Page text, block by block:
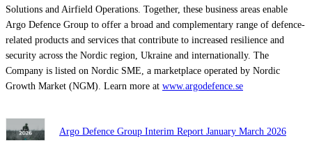
Solutions and Airfield Operations. Together, these business areas enable
Argo Defence Group to offer a broad and complementary range of defence-
related products and services that contribute to increased resilience and
security across the Nordic region, Ukraine and internationally. The
Company is listed on Nordic SME, a marketplace operated by Nordic
Growth Market (NGM). Learn more at www.argodefence.se
Argo Defence Group Interim Report January March 2026